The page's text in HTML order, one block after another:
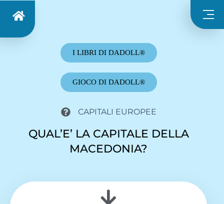
I LIBRI DI DADOLL®
GIOCO DI DADOLL®
CAPITALI EUROPEE
QUAL’E’ LA CAPITALE DELLA
MACEDONIA?